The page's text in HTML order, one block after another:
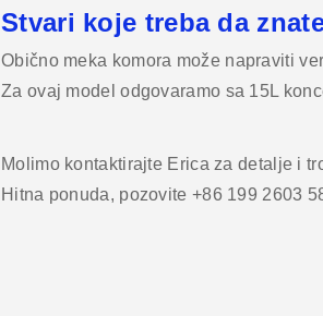
Stvari koje treba da
Obično meka komora može napraviti
Za ovaj model odgovaramo sa 15L
Molimo kontaktirajte Erica za detalje i
Hitna ponuda, pozovite +86 199 2603